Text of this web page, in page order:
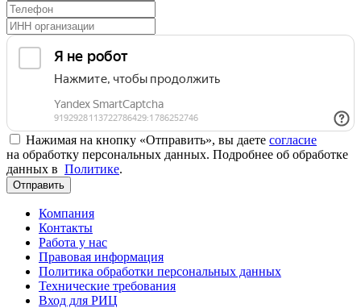
Нажимая на кнопку «Отправить», вы даете согласие
на обработку персональных данных. Подробнее об обработке
данных в Политике.
Отправить
Компания
Контакты
Работа у нас
Правовая информация
Политика обработки персональных данных
Технические требования
Вход для РИЦ